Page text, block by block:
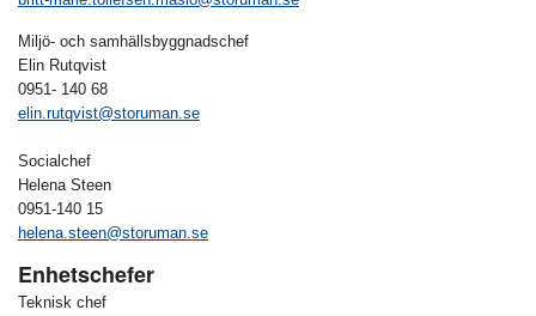
Miljö- och samhällsbyggnadschef
Elin Rutqvist
0951- 140 68
elin.rutqvist@storuman.se
Socialchef
Helena Steen
0951-140 15
helena.steen@storuman.se
Enhetschefer
Teknisk chef